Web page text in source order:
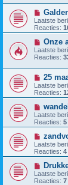
Laatste
Reacties:
Onze
Laatste
Reacties:
25
Laatste
Reacties:
Laatste
Reacties: 5
Laatste
Reacties: 4
Laatste
Reacties: 7